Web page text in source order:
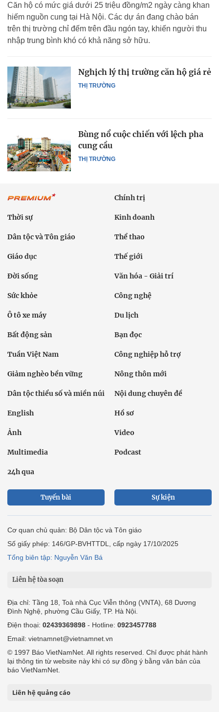
Căn hộ có mức giá dưới 25 triệu đồng/m2 ngày càng khan
hiếm nguồn cung tại Hà Nội. Các dự án đang chào bán
trên thị trường chỉ đếm trên đầu ngón tay, khiến người thu
nhập trung bình khó có khả năng sở hữu.
THỊ TRƯỜNG
Nghịch lý thị trường căn hộ giá rẻ
THỊ TRƯỜNG
Bùng nổ cuộc chiến với lệch pha
cung cầu
Chính trị
Thời sự Kinh doanh
Dân tộc và Tôn giáo Thể thao
Giáo dục Thế giới
Đời sống Văn hóa - Giải trí
Sức khỏe Công nghệ
Ô tô xe máy Du lịch
Bất động sản Bạn đọc
Tuần Việt Nam Công nghiệp hỗ trợ
Giảm nghèo bền vững Nông thôn mới
Dân tộc thiểu số và miền núi Nội dung chuyên đề
English Hồ sơ
Ảnh Video
Multimedia Podcast
24h qua
Tuyến bài Sự kiện
Cơ quan chủ quản: Bộ Dân tộc và Tôn giáo
Số giấy phép: 146/GP-BVHTTDL, cấp ngày 17/10/2025
Tổng biên tập: Nguyễn Văn Bá
Liên hệ tòa soạn
Địa chỉ: Tầng 18, Toà nhà Cục Viễn thông (VNTA), 68 Dương
Đình Nghệ, phường Cầu Giấy, TP. Hà Nội.
Điện thoại: 02439369898 - Hotline: 0923457788
Email: vietnamnet@vietnamnet.vn
© 1997 Báo VietNamNet. All rights reserved. Chỉ được phát hành
lại thông tin từ website này khi có sự đồng ý bằng văn bản của
báo VietNamNet.
Liên hệ quảng cáo